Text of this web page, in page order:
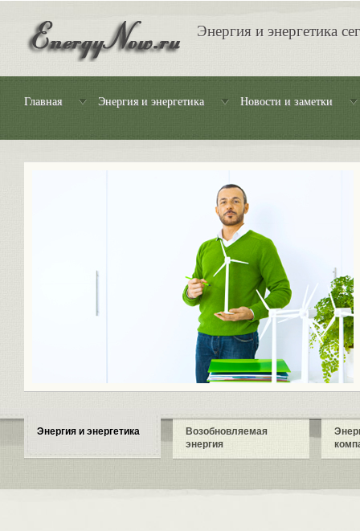
Энергия и энергетика
Главная Энергия и энергетика Новости и заметки
Энергия и энергетика
Возобновляемая
энергия